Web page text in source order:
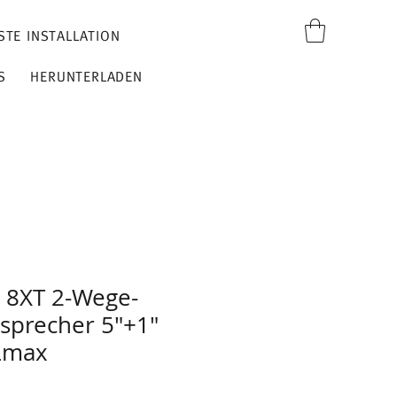
INSTALLATION
HERUNTERLADEN
2-Wege-
5"+1"